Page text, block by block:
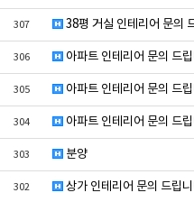
307 38평 거실 인테리어 문의
306 아파트 인테리어 문의 드
305 아파트 인테리어 문의 드
304 아파트 인테리어 문의 드
303 분양
302 상가 인테리어 문의 드립